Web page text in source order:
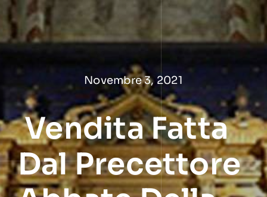
Salta
contenuto
Novembre 3, 2021
Vendita Fatta
Dal Precettore